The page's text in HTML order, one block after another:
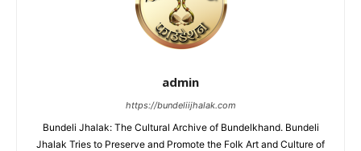
admin
https://bundeliijhalak.com
Bundeli Jhalak: The Cultural Archive of Bundelkhand. Bundeli
Jhalak Tries to Preserve and Promote the Folk Art and Culture of